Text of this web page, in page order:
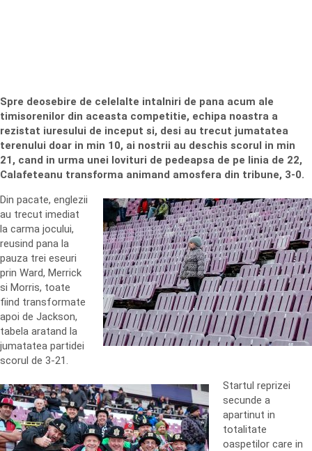
Spre deosebire de celelalte intalniri de pana acum ale
timisorenilor din aceasta competitie, echipa noastra a
rezistat iuresului de inceput si, desi au trecut jumatatea
terenului doar in min 10, ai nostrii au deschis scorul in min
21, cand in urma unei lovituri de pedeapsa de pe linia de 22,
Calafeteanu transforma animand amosfera din tribune, 3-0.
Din pacate, englezii
au trecut imediat
la carma jocului,
reusind pana la
pauza trei eseuri
prin Ward, Merrick
si Morris, toate
fiind transformate
apoi de Jackson,
tabela aratand la
jumatatea partidei
scorul de 3-21.
Startul reprizei
secunde a
apartinut in
totalitate
oaspetilor care in